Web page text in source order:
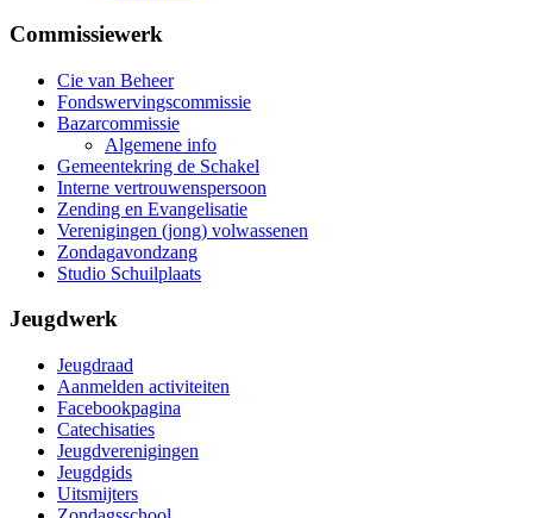
Commissiewerk
Cie van Beheer
Fondswervingscommissie
Bazarcommissie
Algemene info
Gemeentekring de Schakel
Interne vertrouwenspersoon
Zending en Evangelisatie
Verenigingen (jong) volwassenen
Zondagavondzang
Studio Schuilplaats
Jeugdwerk
Jeugdraad
Aanmelden activiteiten
Facebookpagina
Catechisaties
Jeugdverenigingen
Jeugdgids
Uitsmijters